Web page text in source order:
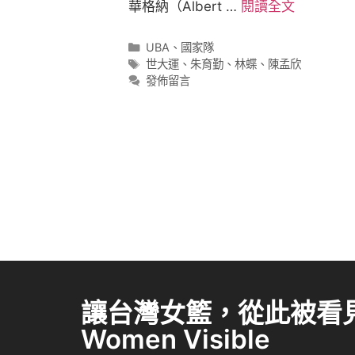
華格納（Albert … 閱讀全文
UBA、 國家隊
世大運、 朱育勤、 林蝶、 陳孟欣
發佈留言
讓台灣女籃，從此被
Women Visible